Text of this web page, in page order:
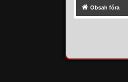
Obsah fóra